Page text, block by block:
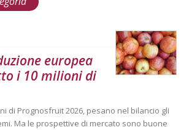
europea
i 10 milioni di
di Prognosfruit 2026, pesano nel bilancio gli
Ma le prospettive di mercato sono buone